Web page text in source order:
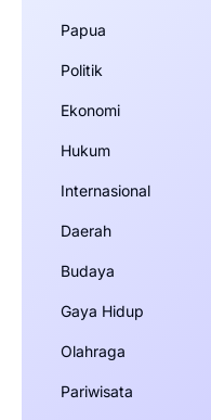
Papua
Politik
Ekonomi
Hukum
Internasional
Daerah
Budaya
Gaya Hidup
Olahraga
Pariwisata